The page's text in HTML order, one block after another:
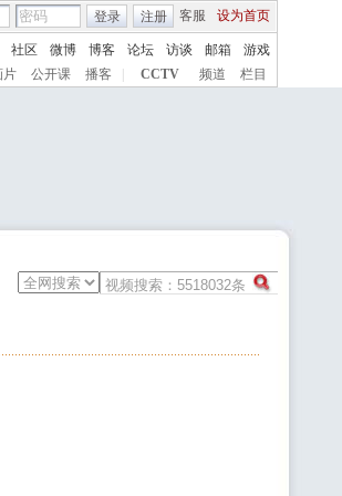
客服 设为首页
登录 注册
社区 微博 博客 论坛 访谈 邮箱
游戏
片 公开课 播客 CCTV 频道 栏目